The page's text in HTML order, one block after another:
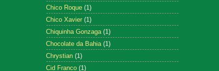
Chico Roque (1)
Chico Xavier (1)
Chiquinha Gonzaga (1)
Chocolate da Bahia (1)
Chrystian (1)
Cid Franco (1)